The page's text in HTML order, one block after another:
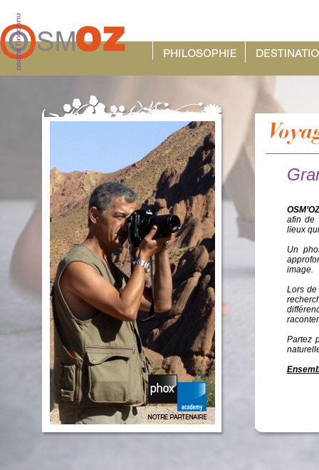
afin de
lieux
Un
image.
Lors de
Partez